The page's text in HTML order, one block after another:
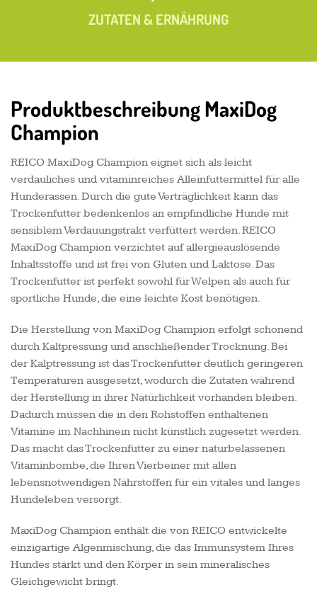
ZUTATEN & ERNÄHRUNG
Produktbeschreibung MaxiDog
Champion
REICO MaxiDog Champion eignet sich als leicht
verdauliches und vitaminreiches Alleinfuttermittel für alle
Hunderassen. Durch die gute Verträglichkeit kann das
Trockenfutter bedenkenlos an empfindliche Hunde mit
sensiblem Verdauungstrakt verfüttert werden. REICO
MaxiDog Champion verzichtet auf allergieauslösende
Inhaltsstoffe und ist frei von Gluten und Laktose. Das
Trockenfutter ist perfekt sowohl für Welpen als auch für
sportliche Hunde, die eine leichte Kost benötigen.
Die Herstellung von MaxiDog Champion erfolgt schonend
durch Kaltpressung und anschließender Trocknung. Bei
der Kalptressung ist das Trockenfutter deutlich geringeren
Temperaturen ausgesetzt, wodurch die Zutaten während
der Herstellung in ihrer Natürlichkeit vorhanden bleiben.
Dadurch müssen die in den Rohstoffen enthaltenen
Vitamine im Nachhinein nicht künstlich zugesetzt werden.
Das macht das Trockenfutter zu einer naturbelassenen
Vitaminbombe, die Ihren Vierbeiner mit allen
lebensnotwendigen Nährstoffen für ein vitales und langes
Hundeleben versorgt.
MaxiDog Champion enthält die von REICO entwickelte
einzigartige Algenmischung, die das Immunsystem Ihres
Hundes stärkt und den Körper in sein mineralisches
Gleichgewicht bringt.